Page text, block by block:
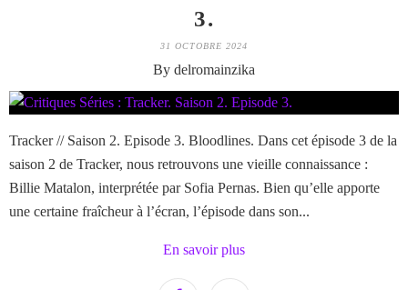
3.
31 OCTOBRE 2024
By delromainzika
Tracker // Saison 2. Episode 3. Bloodlines. Dans cet épisode 3 de la
saison 2 de Tracker, nous retrouvons une vieille connaissance :
Billie Matalon, interprétée par Sofia Pernas. Bien qu’elle apporte
une certaine fraîcheur à l’écran, l’épisode dans son...
En savoir plus